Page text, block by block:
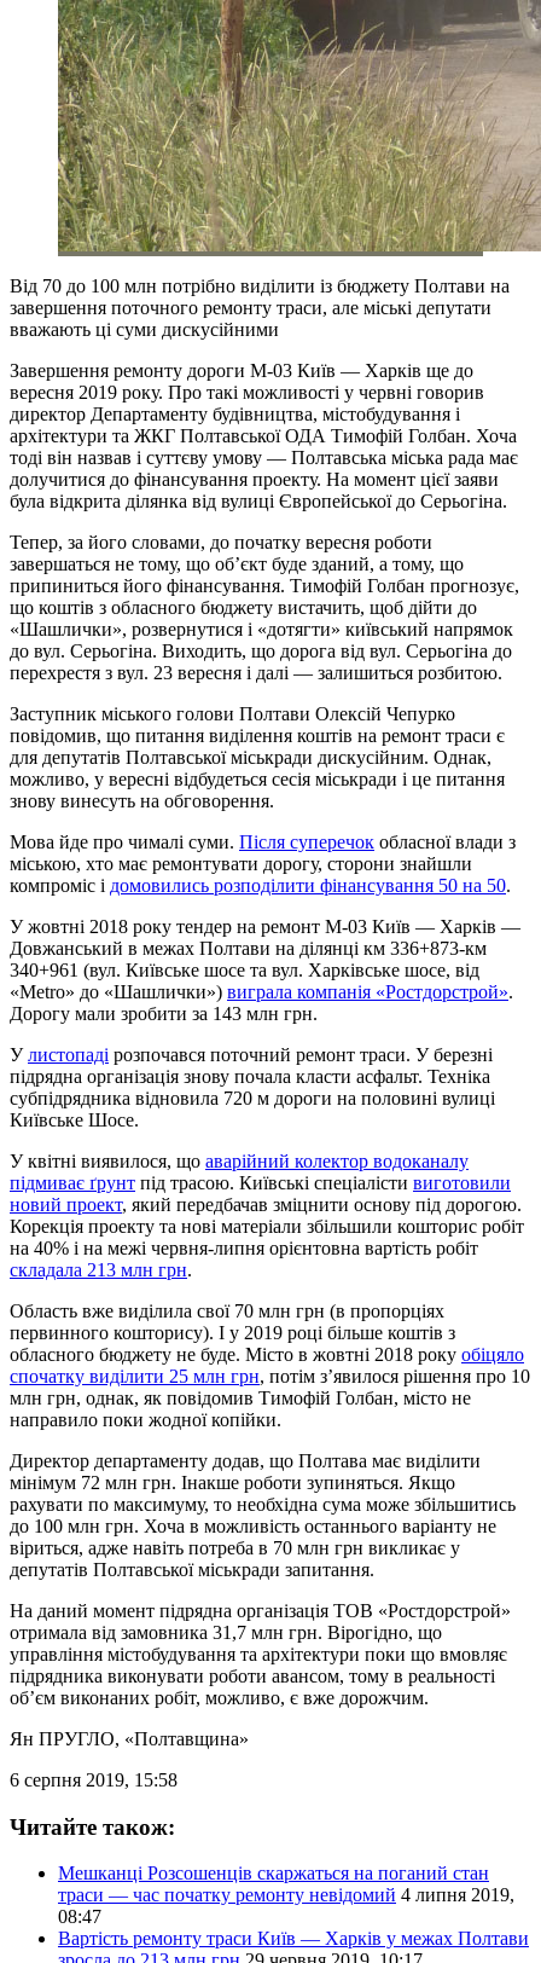
Від 70 до 100 млн потрібно виділити із бюджету Полтави на
завершення поточного ремонту траси, але міські депутати
вважають ці суми дискусійними
Завершення ремонту дороги М-03 Київ — Харків ще до
вересня 2019 року. Про такі можливості у червні говорив
директор Департаменту будівництва, містобудування і
архітектури та ЖКГ Полтавської ОДА Тимофій Голбан. Хоча
тоді він назвав і суттєву умову — Полтавська міська рада має
долучитися до фінансування проекту. На момент цієї заяви
була відкрита ділянка від вулиці Європейської до Серьогіна.
Тепер, за його словами, до початку вересня роботи
завершаться не тому, що об’єкт буде зданий, а тому, що
припиниться його фінансування. Тимофій Голбан прогнозує,
що коштів з обласного бюджету вистачить, щоб дійти до
«Шашлички», розвернутися і «дотягти» київський напрямок
до вул. Серьогіна. Виходить, що дорога від вул. Серьогіна до
перехрестя з вул. 23 вересня і далі — залишиться розбитою.
Заступник міського голови Полтави Олексій Чепурко
повідомив, що питання виділення коштів на ремонт траси є
для депутатів Полтавської міськради дискусійним. Однак,
можливо, у вересні відбудеться сесія міськради і це питання
знову винесуть на обговорення.
Мова йде про чималі суми. Після суперечок обласної влади з
міською, хто має ремонтувати дорогу, сторони знайшли
компроміс і домовились розподілити фінансування 50 на 50.
У жовтні 2018 року тендер на ремонт М-03 Київ — Харків —
Довжанський в межах Полтави на ділянці км 336+873-км
340+961 (вул. Київське шосе та вул. Харківське шосе, від
«Metro» до «Шашлички») виграла компанія «Ростдорстрой».
Дорогу мали зробити за 143 млн грн.
Улистопаді розпочався поточний ремонт траси. У березні
підрядна організація знову почала класти асфальт. Техніка
субпідрядника відновила 720 м дороги на половині вулиці
Київське Шосе.
У квітні виявилося, що аварійний колектор водоканалу
підмиває ґрунт під трасою. Київські спеціалісти виготовили
новий проект, який передбачав зміцнити основу під дорогою.
Корекція проекту та нові матеріали збільшили кошторис робіт
на 40% і на межі червня-липня орієнтовна вартість робіт
складала 213 млн грн.
Область вже виділила свої 70 млн грн (в пропорціях
первинного кошторису). І у 2019 році більше коштів з
обласного бюджету не буде. Місто в жовтні 2018 року обіцяло
спочатку виділити 25 млн грн, потім з’явилося рішення про 10
млн грн, однак, як повідомив Тимофій Голбан, місто не
направило поки жодної копійки.
Директор департаменту додав, що Полтава має виділити
мінімум 72 млн грн. Інакше роботи зупиняться. Якщо
рахувати по максимуму, то необхідна сума може збільшитись
до 100 млн грн. Хоча в можливість останнього варіанту не
віриться, адже навіть потреба в 70 млн грн викликає у
депутатів Полтавської міськради запитання.
На даний момент підрядна організація ТОВ «Ростдорстрой»
отримала від замовника 31,7 млн грн. Вірогідно, що
управління містобудування та архітектури поки що вмовляє
підрядника виконувати роботи авансом, тому в реальності
об’єм виконаних робіт, можливо, є вже дорожчим.
Ян ПРУГЛО, «Полтавщина»
6 серпня 2019, 15:58
Читайте також:
Мешканці Розсошенців скаржаться на поганий стан
траси — час початку ремонту невідомий 4 липня 2019,
08:47
Вартість ремонту траси Київ — Харків у межах Полтави